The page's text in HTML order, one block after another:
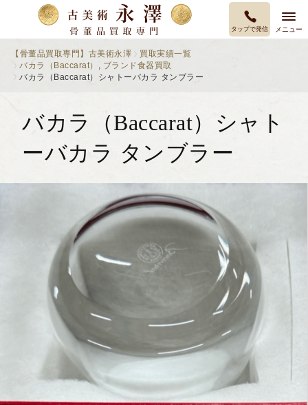
タップで発信 メニュー
【骨董品買取専門】古美術永澤
買取実績一覧
バカラ（Baccarat）
ブランド食器買取
バカラ（Baccarat）シャトーバカラ タンブラー
バカラ（Baccarat）シャト
ーバカラ タンブラー